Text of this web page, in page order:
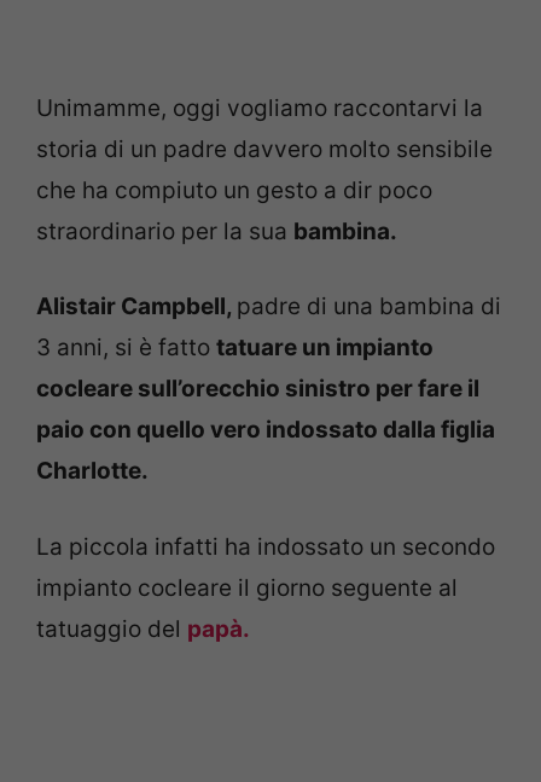
Unimamme, oggi vogliamo raccontarvi la
storia di un padre davvero molto sensibile
che ha compiuto un gesto a dir poco
straordinario per la sua bambina.
Alistair Campbell, padre di una bambina di
3 anni, si è fatto tatuare un impianto
cocleare sull’orecchio sinistro per fare il
paio con quello vero indossato dalla figlia
Charlotte.
La piccola infatti ha indossato un secondo
impianto cocleare il giorno seguente al
tatuaggio del papà.